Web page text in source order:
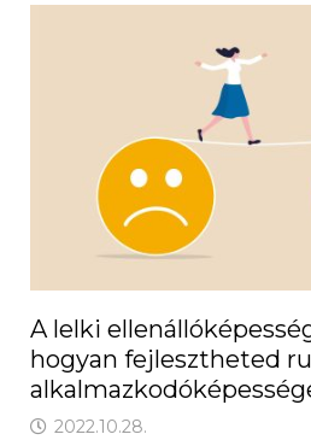
A lelki
hogyan fejlesztheted
2022.10.28.